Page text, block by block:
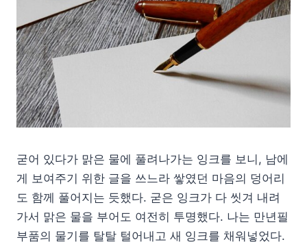
굳어 있다가 맑은 물에 풀려나가는 잉크를 보니, 남에
게 보여주기 위한 글을 쓰느라 쌓였던 마음의 덩어리
도 함께 풀어지는 듯했다. 굳은 잉크가 다 씻겨 내려
가서 맑은 물을 부어도 여전히 투명했다. 나는 만년필
부품의 물기를 탈탈 털어내고 새 잉크를 채워넣었다.